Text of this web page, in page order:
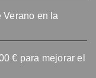
Verano en la
€ para mejorar el